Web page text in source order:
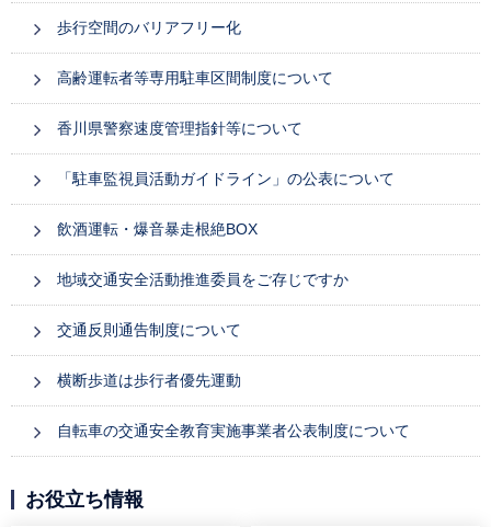
歩行空間のバリアフリー化
高齢運転者等専用駐車区間制度について
香川県警察速度管理指針等について
「駐車監視員活動ガイドライン」の公表について
飲酒運転・爆音暴走根絶BOX
地域交通安全活動推進委員をご存じですか
交通反則通告制度について
横断歩道は歩行者優先運動
自転車の交通安全教育実施事業者公表制度について
お役立ち情報